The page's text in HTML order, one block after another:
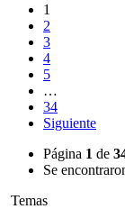
1
2
3
4
5
…
34
Siguiente
Página 1 de
Se
Temas